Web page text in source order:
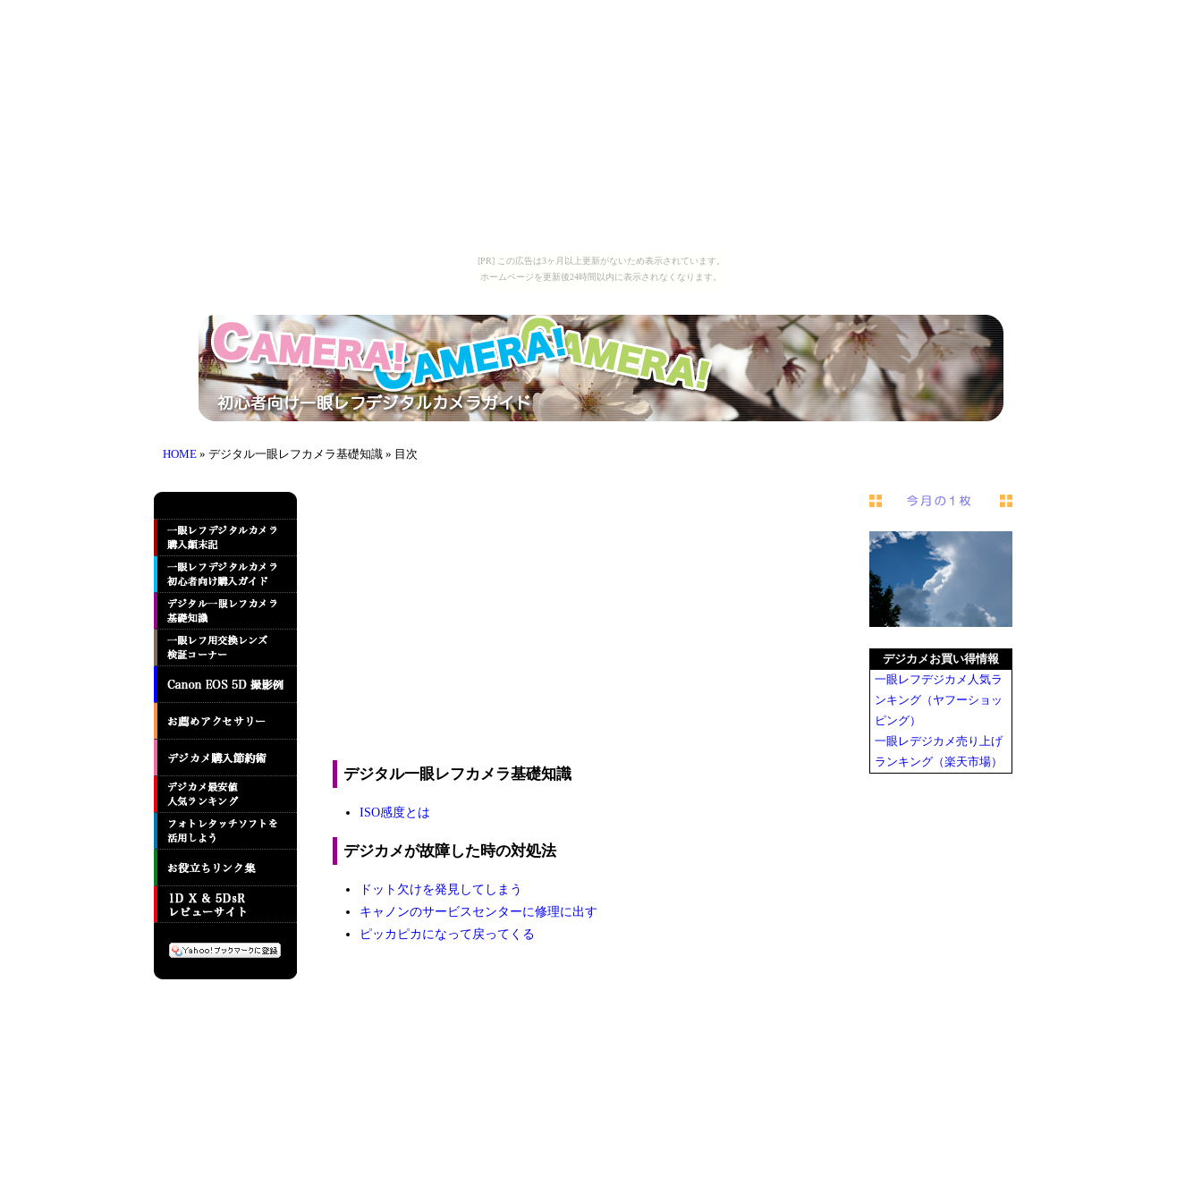
[PR] この広告は3ヶ月以上更新がないため表示されています。
ホームページを更新後24時間以内に表示されなくなります。
HOME » デジタル一眼レフカメラ基礎知識 » 目次
デジタル一眼レフカメラ基礎知識
ISO感度とは
デジカメが故障した時の対処法
ドット欠けを発見してしまう
キャノンのサービスセンターに修理に出す
ピッカピカになって戻ってくる
デジカメお買い得情報
一眼レフデジカメ人気ラ
ンキング（ヤフーショッ
ピング）
一眼レデジカメ売り上げ
ランキング（楽天市場）